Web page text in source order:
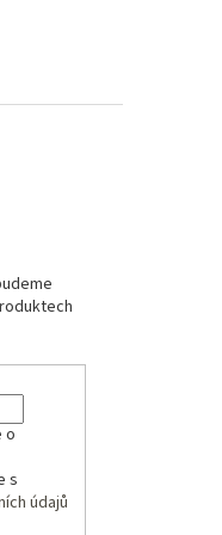
o
s
údajů